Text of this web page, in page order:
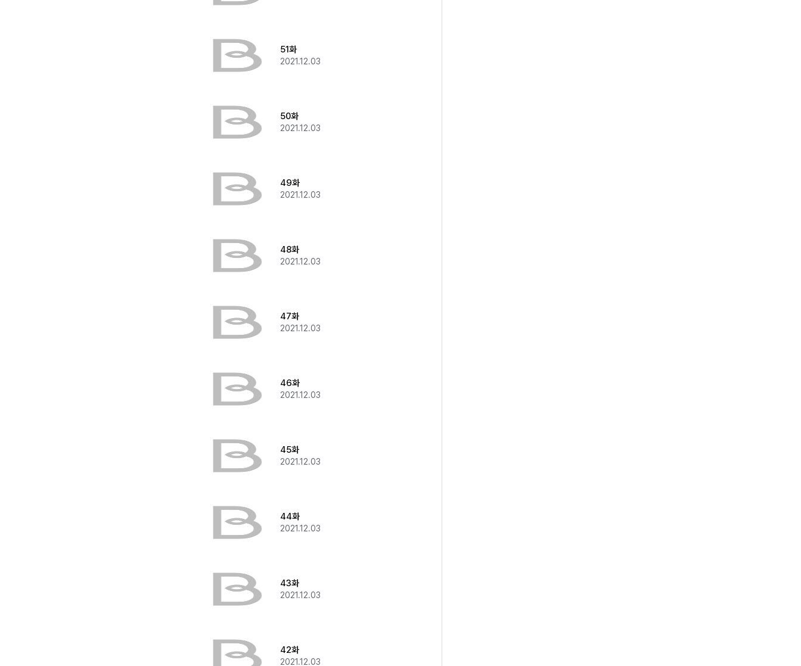
51화
2021.12.03
50화
2021.12.03
49화
2021.12.03
48화
2021.12.03
47화
2021.12.03
46화
2021.12.03
45화
2021.12.03
44화
2021.12.03
43화
2021.12.03
42화
2021.12.03